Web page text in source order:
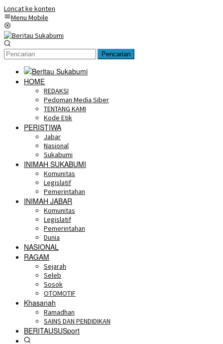
Loncat ke konten
Menu Mobile
Pencarian
HOME
REDAKSI
Pedoman Media Siber
TENTANG KAMI
Kode Etik
PERISTIWA
Jabar
Nasional
Sukabumi
INIMAH SUKABUMI
Komunitas
Legislatif
Pemerintahan
INIMAH JABAR
Komunitas
Legislatif
Pemerintahan
Dunia
NASIONAL
RAGAM
Sejarah
Seleb
Sosok
OTOMOTIF
Khasanah
Ramadhan
SAINS DAN PENDIDIKAN
BERITAUSUSport